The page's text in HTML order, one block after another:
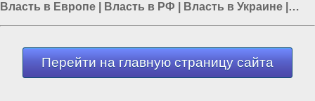
Власть в Европе
Власть в РФ Власть в Украине
Политика в мире
Перейти на главную страницу сайта